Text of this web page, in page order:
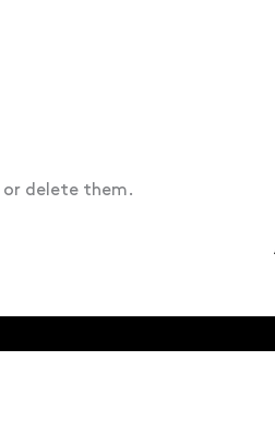
or delete them.